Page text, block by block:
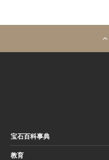
宝石百科事典
教育